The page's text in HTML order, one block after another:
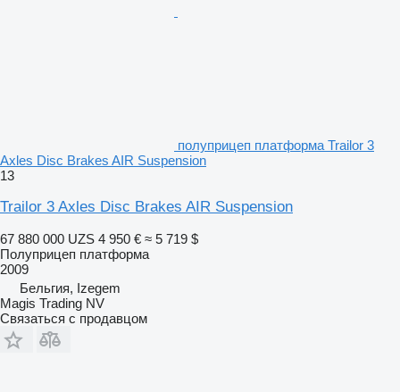
полуприцеп платформа Trailor 3
Axles Disc Brakes AIR Suspension
13
Trailor 3 Axles Disc Brakes AIR Suspension
67 880 000 UZS 4 950 € ≈ 5 719 $
Полуприцеп платформа
2009
Бельгия, Izegem
Magis Trading NV
Связаться с продавцом